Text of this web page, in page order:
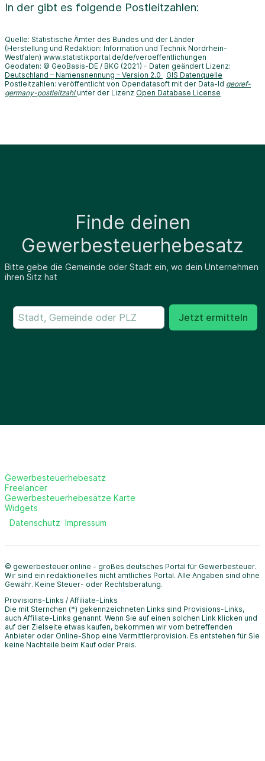
In der gibt es folgende Postleitzahlen:
Quelle: Statistische Ämter des Bundes und der Länder
(Herstellung und Redaktion: Information und Technik Nordrhein-
Westfalen) www.statistikportal.de/de/veroeffentlichungen
Geodaten: © GeoBasis-DE / BKG (2021) - Daten geändert Lizenz:
Deutschland – Namensnennung – Version 2.0
GIS Datenquelle
Postleitzahlen: veröffentlicht von Opendatasoft mit der Data-Id georef-
germany-postleitzahl unter der Lizenz Open Database License
Finde deinen
Gewerbesteuerhebesatz
Bitte gebe die Gemeinde oder Stadt ein, wo dein Unternehmen
ihren Sitz hat
Jetzt ermitteln
Gewerbesteuerhebesatz
Freelancer
Gewerbesteuerhebesätze Karte
Widgets
Datenschutz Impressum
© gewerbesteuer.online - großes deutsches Portal für Gewerbesteuer.
Wir sind ein redaktionelles nicht amtliches Portal. Alle Angaben sind ohne
Gewähr. Keine Steuer- oder Rechtsberatung.
Provisions-Links / Affiliate-Links
Die mit Sternchen (*) gekennzeichneten Links sind Provisions-Links,
auch Affiliate-Links genannt. Wenn Sie auf einen solchen Link klicken und
auf der Zielseite etwas kaufen, bekommen wir vom betreffenden
Anbieter oder Online-Shop eine Vermittlerprovision. Es entstehen für Sie
keine Nachteile beim Kauf oder Preis.